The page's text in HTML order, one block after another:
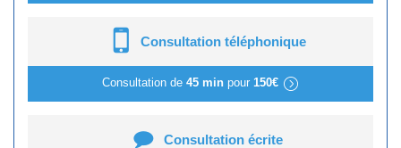
Consultation téléphonique
Consultation de 45 minpour 150€
Consultation écrite